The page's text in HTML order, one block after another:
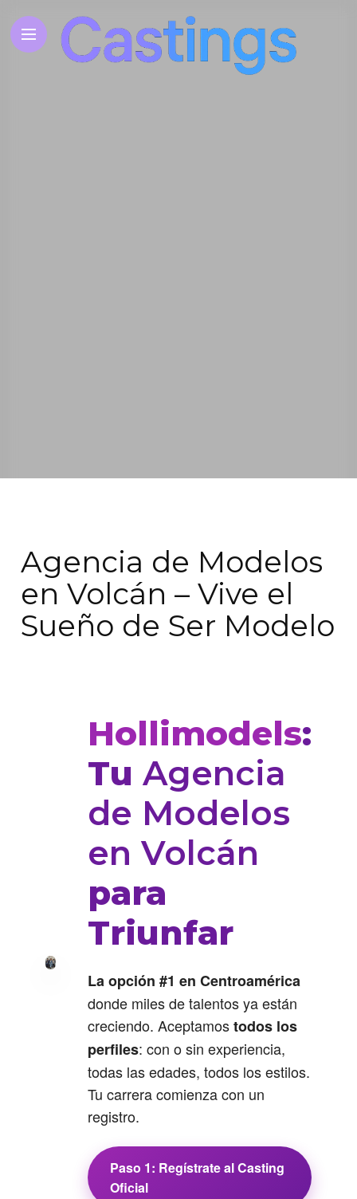
Agencia de Modelos
en Volcán – Vive el
Sueño de Ser Modelo
Hollimodels:
TuAgencia
de Modelos
en Volcán
para
Triunfar
La opción #1 en Centroamérica
donde miles de talentos ya están
creciendo. Aceptamostodos los
perfiles: con o sin experiencia,
todas las edades, todos los estilos.
Tu carrera comienza con un
registro.
Paso 1: Regístrate al Casting
Oficial